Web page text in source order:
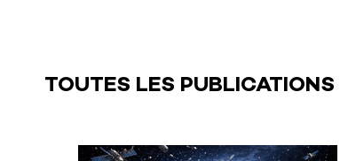
TOUTES LES PUBLICATIONS